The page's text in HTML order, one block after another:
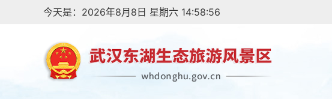
今天是：2026年8月8日 星期六 14:58:56